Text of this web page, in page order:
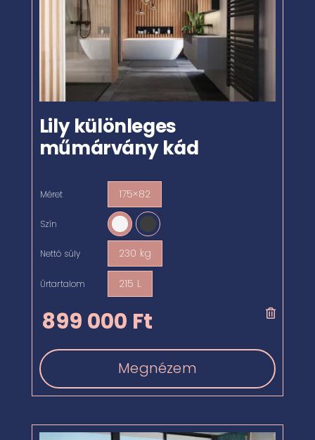
Lily különleges
műmárvány kád
Méret 175×82
Szín
Nettó súly 230 kg
Űrtartalom 215 L
899 000 Ft
Megnézem